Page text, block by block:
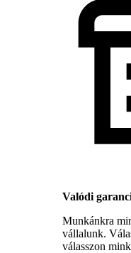
Valódi
Munkánkra
vállalunk.
válasszon